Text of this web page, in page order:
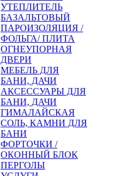
УТЕПЛИТЕЛЬ
БАЗАЛЬТОВЫЙ
ПАРОИЗОЛЯЦИЯ /
ФОЛЬГА/ ПЛИТА
ОГНЕУПОРНАЯ
ДВЕРИ
МЕБЕЛЬ ДЛЯ
БАНИ, ДАЧИ
АКСЕССУАРЫ ДЛЯ
БАНИ, ДАЧИ
ГИМАЛАЙСКАЯ
СОЛЬ, КАМНИ ДЛЯ
БАНИ
ФОРТОЧКИ /
ОКОННЫЙ БЛОК
ПЕРГОЛЫ